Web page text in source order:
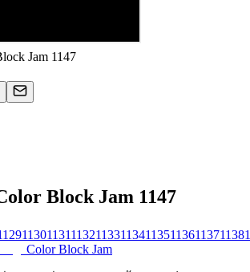
Jam 1147
Block Jam 1147
113011311132113311341135113611371138
Color Block Jam